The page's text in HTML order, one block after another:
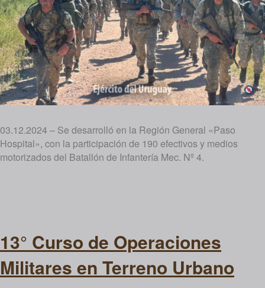
03.12.2024 – Se desarrolló en la Región General «Paso
Hospital», con la participación de 190 efectivos y medios
motorizados del Batallón de Infantería Mec. Nº 4.
13° Curso de Operaciones
Militares en Terreno Urbano